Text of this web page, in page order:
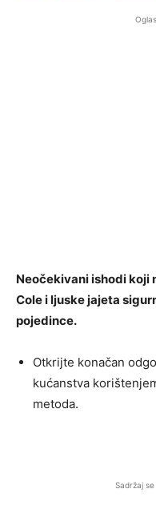
Neočekivani ishodi koji
Cole i ljuske jajeta
pojedince.
Otkrijte konačan
kućanstva
metoda.
Sadržaj